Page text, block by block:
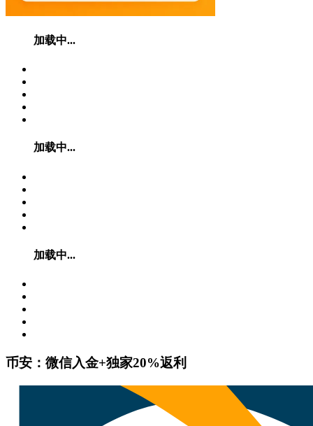
加载中...
加载中...
加载中...
币安：微信入金+独家20%返利